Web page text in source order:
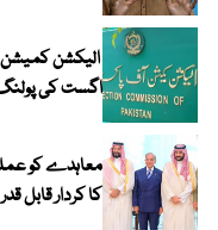
اگست کی
معاہدے کو
کا کردار قابل